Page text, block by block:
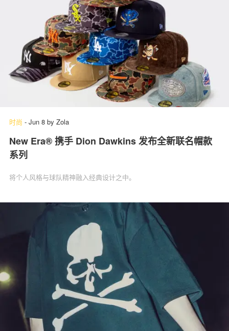
时尚 - Jun 8 by Zola
New Era® 携手 Dion Dawkins 发布全新联名帽款
系列
将个人风格与球队精神融入经典设计之中。